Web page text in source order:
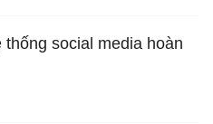
social media hoàn